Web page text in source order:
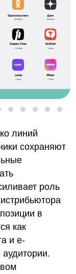
линий
сохраняют
роль
в
как
и e-